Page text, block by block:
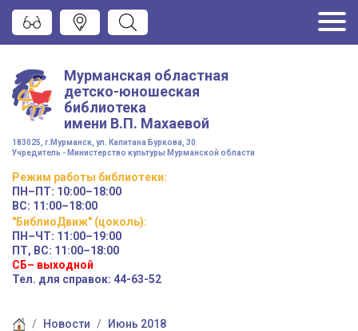
Мурманская областная
детско-юношеская
библиотека
имени В.П. Махаевой
183025, г.Мурманск, ул. Капитана Буркова, 30
Учредитель - Министерство культуры Мурманской области
Режим работы библиотеки:
ПН–ПТ: 10:00–18:00
ВС: 11:00–18:00
"БиблиоДвиж" (цоколь):
ПН–ЧТ: 11:00–19:00
ПТ, ВС: 11:00–18:00
СБ– выходной
Тел. для справок: 44-63-52
Новости Июнь 2018